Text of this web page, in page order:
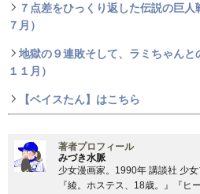
７点差をひっくり返した伝説の巨
７月）
地獄の９連敗そして、ラミちゃん
１１月）
【ベイスたん】はこちら
著者プロフィール
みづき水脈
少女漫画家。1990年 講談社 少
『綾。ホステス、18歳。』『ヒ